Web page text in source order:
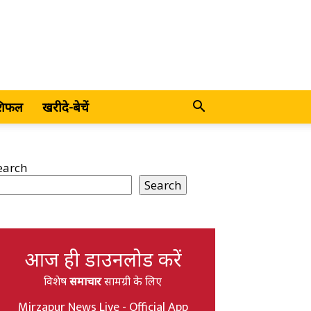
खरीदे-बेचें
Search
आज ही डाउनलोड करें
विशेषसमाचारसामग्री के लिए